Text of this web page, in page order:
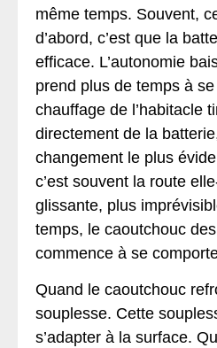
même temps. Souvent,
d’abord, c’est que la
efficace. L’autonomie
prend plus de temps à
chauffage de l’habitacle
directement de la
changement le plus
c’est souvent la route
glissante, plus
temps, le caoutchouc
commence à se
Quand le caoutchouc
souplesse. Cette
s’adapter à la surface.